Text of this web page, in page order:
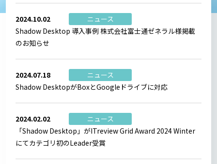
2024.10.02
ニュース
Shadow Desktop 導入事例 株式会社富士通ゼネラル様掲載
のお知らせ
2024.07.18
ニュース
Shadow DesktopがBoxとGoogleドライブに対応
2024.02.02
ニュース
「Shadow Desktop」がITreview Grid Award 2024 Winter
にてカテゴリ初のLeader受賞